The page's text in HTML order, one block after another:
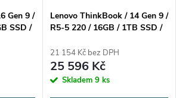
Gen 9 /
SSD /
Lenovo ThinkBook / 14 Gen 9 /
R5-5 220 / 16GB / 1TB SSD /
Win11 Home / šedá
21 154 Kč bez DPH
25 596 Kč
Skladem 9 ks